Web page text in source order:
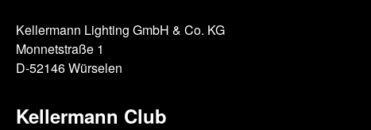
Kellermann Lighting GmbH & Co. KG
Monnetstraße 1
D-52146 Würselen
Kellermann Club